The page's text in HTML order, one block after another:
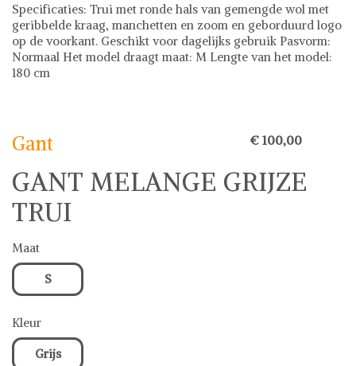
Specificaties: Trui met ronde hals van gemengde wol met
geribbelde kraag, manchetten en zoom en geborduurd logo
op de voorkant. Geschikt voor dagelijks gebruik Pasvorm:
Normaal Het model draagt maat: M Lengte van het model:
180 cm
Gant € 100,00
GANT MELANGE GRIJZE
TRUI
Maat
S
Kleur
Grijs